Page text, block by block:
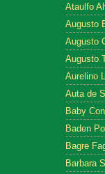
Ataulfo
Augusto
Augusto
Augusto
Aurelino
Auta de
Baby
Baden
Bagre
Barbara